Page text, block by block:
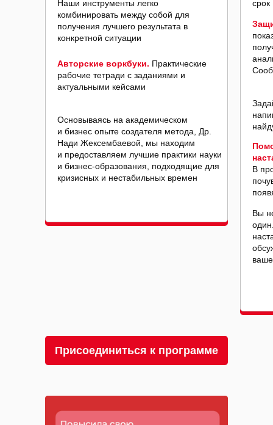
Основываясь на академическом
и бизнес опыте создателя метода, Др.
Нади Жексембаевой, мы находим
и предоставляем лучшие практики науки
и бизнес-образования, подходящие для
кризисных и нестабильных времен
Авторские воркбуки. Практические
рабочие тетради с заданиями и
актуальными кейсами
Наши инструменты легко
комбинировать между собой для
получения лучшего результата в
конкретной ситуации
Вы
В
срок
Присоединиться к программе